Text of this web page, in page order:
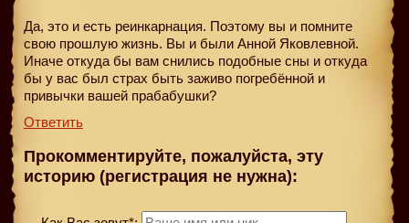
Да, это и есть реинкарнация. Поэтому вы и помните
свою прошлую жизнь. Вы и были Анной Яковлевной.
Иначе откуда бы вам снились подобные сны и откуда
бы у вас был страх быть заживо погребённой и
привычки вашей прабабушки?
Ответить
Прокомментируйте, пожалуйста, эту
историю (регистрация не нужна):